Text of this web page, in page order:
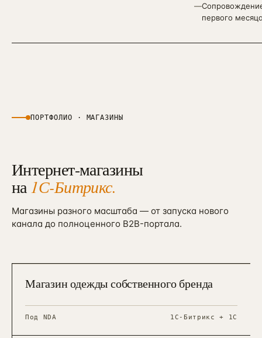
—
первого
ПОРТФОЛИО · МАГАЗИНЫ
Интернет-магазины
на1С-Битрикс.
Магазины разного масштаба — от запуска нового
канала до полноценного B2B-портала.
МАГАЗИН · АДАПТАЦИЯ
Магазин одежды собственного бренда
Под NDA 1С-Битрикс + 1С